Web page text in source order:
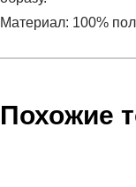
Материал: 100%
Пол:женский
Инструкция по
мы не увидим Вашу
Похожие